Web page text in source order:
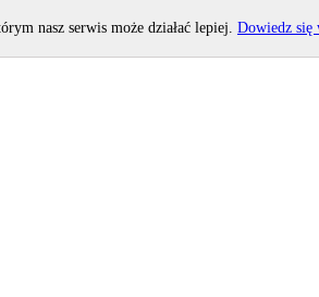
nasz serwis może działać lepiej. Dowiedz się